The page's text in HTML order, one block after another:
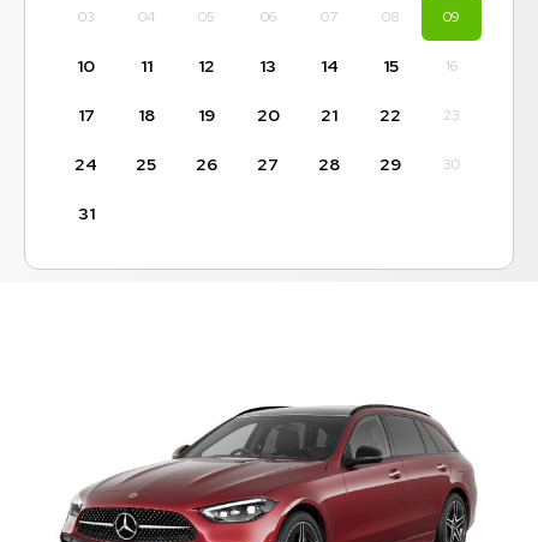
03 04 05 06 07 08 09
10 11 12 13 14 15 16
17 18 19 20 21 22 23
24 25 26 27 28 29 30
31